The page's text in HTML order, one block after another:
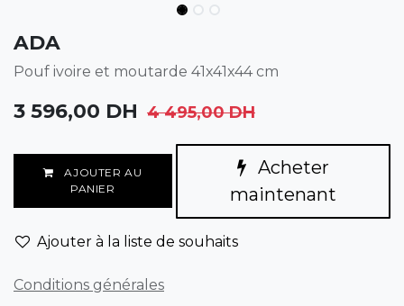
ADA
Pouf ivoire et moutarde 41x41x44 cm
3 596,00 DH 4 495,00DH
AJOUTER AU
PANIER
Acheter
maintenant
Ajouter à la liste de souhaits
Conditions générales